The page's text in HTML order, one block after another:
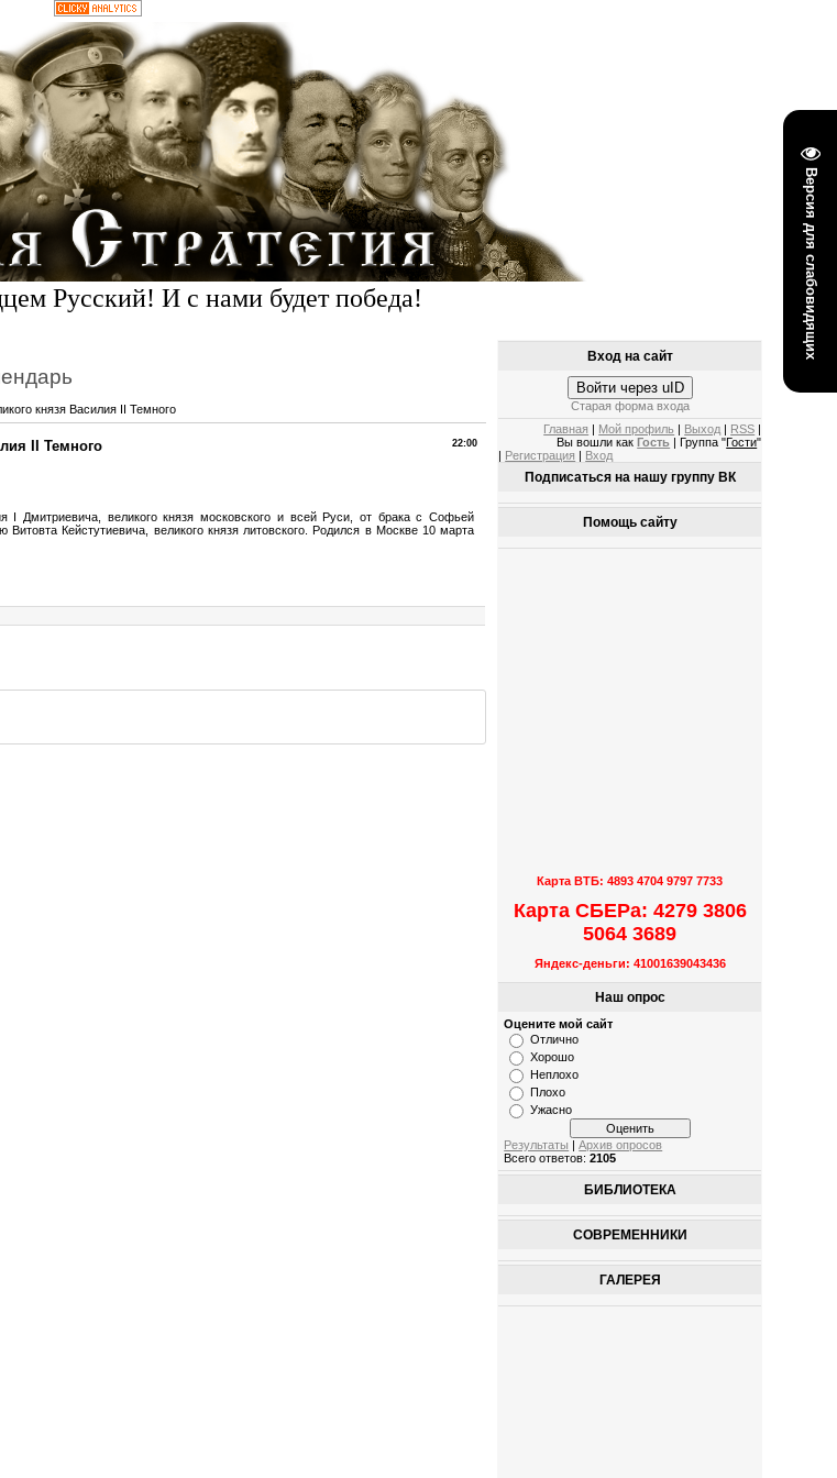
Версия для слабовидящих
Русский! И с нами будет победа!
князя Василия II Темного
22:00
II Темного
I Дмитриевича, великого князя московского и всей Руси, от брака с Софьей
Кейстутиевича, великого князя литовского. Родился в Москве 10 марта
Вход на сайт
Войти через uID
Старая форма входа
Главная
Мой профиль Выход RSS
Вы вошли как Гость | Группа "Гости"
Регистрация Вход
Подписаться на нашу группу ВК
Помощь сайту
Карта ВТБ: 4893 4704 9797 7733
Карта СБЕРа: 4279 3806
5064 3689
Яндекс-деньги: 41001639043436
Наш опрос
Оцените мой сайт
Отлично
Хорошо
Неплохо
Плохо
Ужасно
Результаты |Архив опросов
Всего ответов:2105
БИБЛИОТЕКА
СОВРЕМЕННИКИ
ГАЛЕРЕЯ